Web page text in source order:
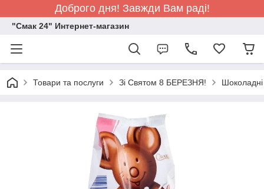
Доброго дня! Завжди Вам раді!
"Смак 24" Интернет-магазин
Товари та послуги Зi Святом 8 БЕРЕЗНЯ!